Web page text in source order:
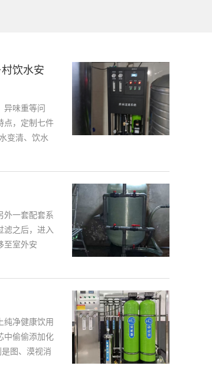
饮水安
异味重等问
点，定制七件
变清、饮水
外一套配套系
滤之后，进入
至室外安
纯净健康饮用
中偷偷添加化
图、漠视消